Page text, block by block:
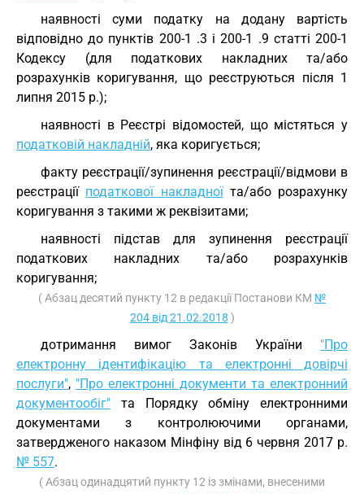
наявності суми податку на додану вартість
відповідно до пунктів 200-1 .3 і 200-1 .9 статті 200-1
Кодексу (для податкових накладних та/або
розрахунків коригування, що реєструються після 1
липня 2015 р.);
наявності в Реєстрі відомостей, що містяться у
податковій накладній, яка коригується;
факту реєстрації/зупинення реєстрації/відмови в
реєстрації податкової накладноїта/або розрахунку
коригування з такими ж реквізитами;
наявності підстав для зупинення реєстрації
податкових накладних та/або розрахунків
коригування;
( Абзац десятий пункту 12 в редакції Постанови КМ №
204 від 21.02.2018 )
дотримання вимог Законів України "Про
електронну ідентифікацію та електронні довірчі
послуги", "Про електронні документи та електронний
документообіг" та Порядку обміну електронними
документами з контролюючими органами,
затвердженого наказом Мінфіну від 6 червня 2017 р.
№ 557.
( Абзац одинадцятий пункту 12 із змінами, внесеними